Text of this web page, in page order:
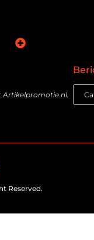
Artikelpromotie.nl.
Reserved.